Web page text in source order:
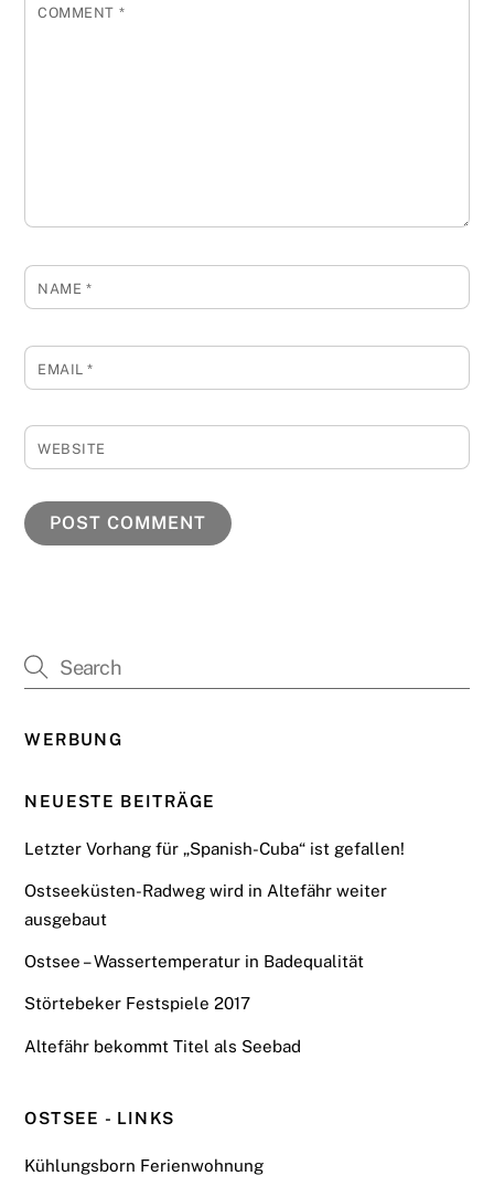
COMMENT *
NAME *
EMAIL*
WEBSITE
WERBUNG
NEUESTE BEITRÄGE
Letzter Vorhang für „Spanish-Cuba“ ist gefallen!
Ostseeküsten-Radweg wird in Altefähr weiter
ausgebaut
Ostsee – Wassertemperatur in Badequalität
Störtebeker Festspiele 2017
Altefähr bekommt Titel als Seebad
OSTSEE - LINKS
Kühlungsborn Ferienwohnung